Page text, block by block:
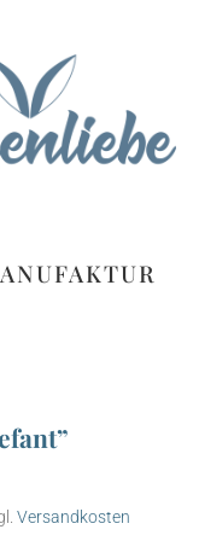
Versandkosten